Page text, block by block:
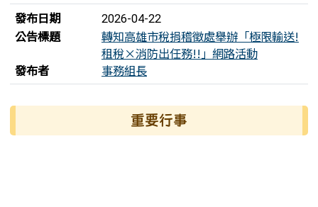
發布日期
2026-04-22
公告標題
轉知高雄市稅捐稽徵處舉辦「極限輸送!
租稅×消防出任務!!」網路活動
發布者
事務組長
左邊區域內容 重要行事